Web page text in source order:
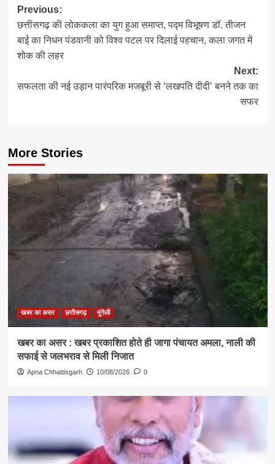
Post
navigation
Previous:
छत्तीसगढ़ की लोककला का युग हुआ समाप्त, पद्म विभूषण डॉ. तीजन
बाई का निधन पंडवानी को विश्व पटल पर दिलाई पहचान, कला जगत में
शोक की लहर
Next:
सफलता की नई उड़ान पारंपरिक मजबूरी से ‘लखपति दीदी’ बनने तक का
सफर
More Stories
खबर का असर छत्तीसगढ़ मुंगेली
खबर का असर : खबर प्रकाशित होते ही जागा पंचायत अमला, नाली की
सफाई से जलभराव से मिली निजात
Apna Chhattisgarh 10/08/2026 0